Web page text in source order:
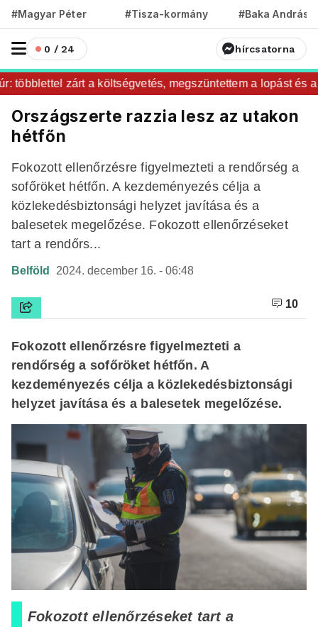
#Magyar Péter #Tisza-kormány #Baka András
0 / 24 hírcsatorna
többlettel zárt a költségvetés, megszüntettem a lopást és a
Országszerte razzia lesz az utakon
hétfőn
Fokozott ellenőrzésre figyelmezteti a rendőrség a
sofőröket hétfőn. A kezdeményezés célja a
közlekedésbiztonsági helyzet javítása és a
balesetek megelőzése. Fokozott ellenőrzéseket
tart a rendőrs...
Belföld 2024. december 16. - 06:48
10
Fokozott ellenőrzésre figyelmezteti a
rendőrség a sofőröket hétfőn. A
kezdeményezés célja a közlekedésbiztonsági
helyzet javítása és a balesetek megelőzése.
Fokozott ellenőrzéseket tart a